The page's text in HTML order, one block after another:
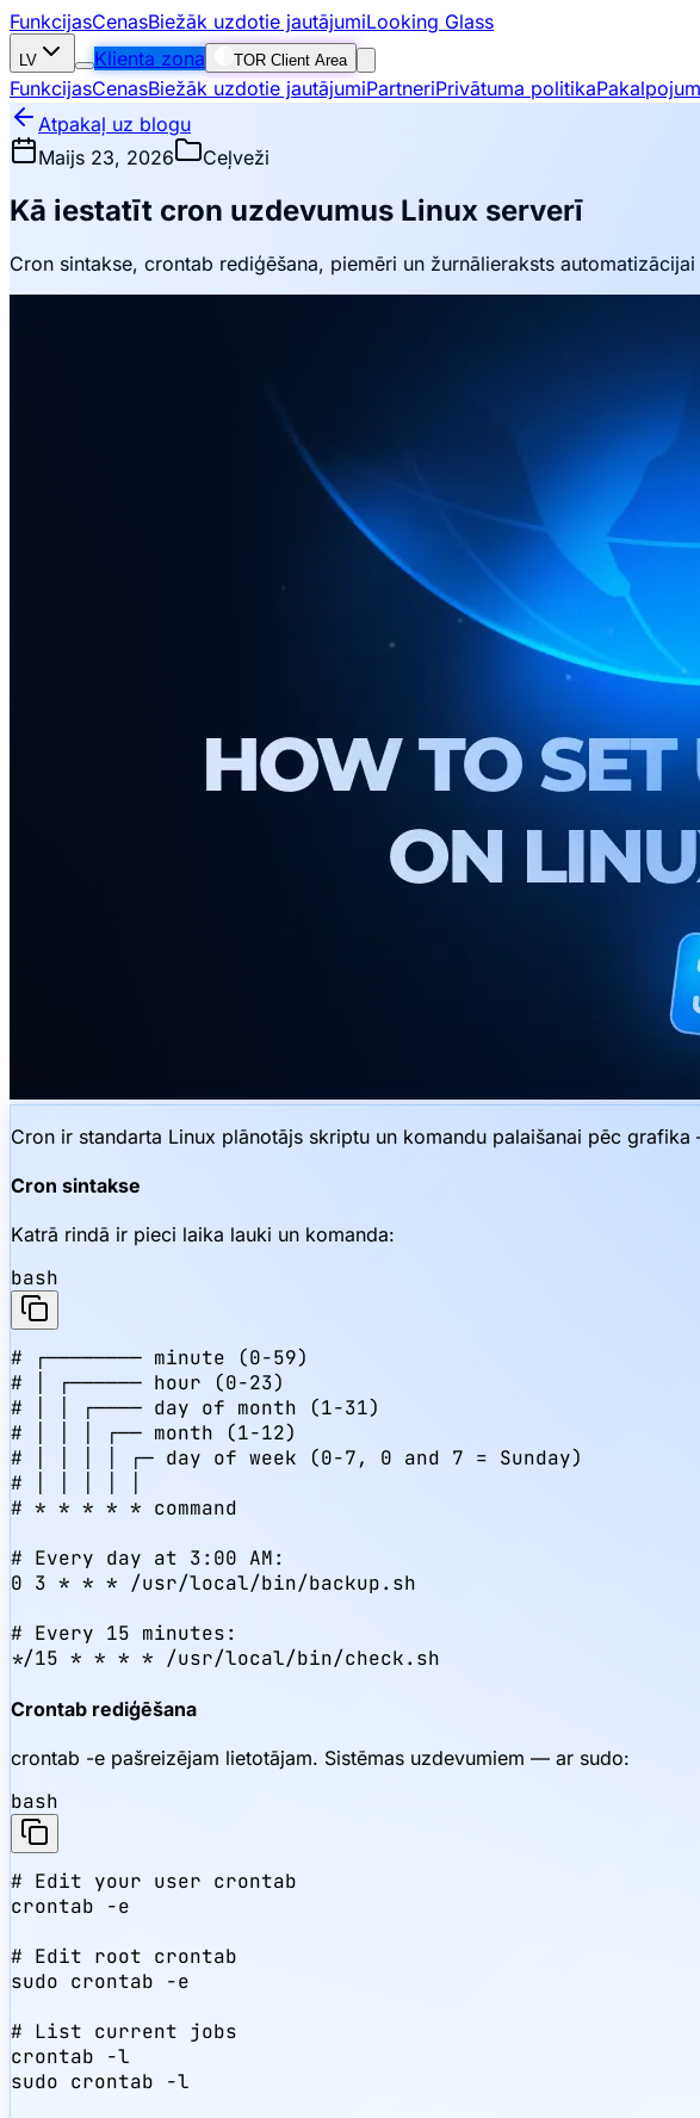
FunkcijasCenasBiežāk uzdotie jautājumiLooking Glass
LV Klienta zona TOR Client Area
FunkcijasCenasBiežāk uzdotie jautājumiPartneriPrivātuma politika
Atpakaļ uz blogu
Maijs 23, 2026
Ceļveži
Kā iestatīt cron uzdevumus Linux serverī
Cron sintakse, crontab rediģēšana, piemēri un žurnālieraksts automatizācijai
Cron ir standarta Linux plānotājs skriptu un komandu palaišanai pēc
Cron sintakse
Katrā rindā ir pieci laika lauki un komanda:
bash
# ┌──────── minute (0-59)
# │ ┌────── hour (0-23)
# │ │ ┌──── day of month (1-31)
# │ │ │ ┌── month (1-12)
# │ │ │ │ ┌─ day of week (0-7, 0 and 7 = Sunday)
# │ │ │ │ │
# * * * * * command
# Every day at 3:00 AM:
0 3 * * * /usr/local/bin/backup.sh
# Every 15 minutes:
*/15 * * * * /usr/local/bin/check.sh
Crontab rediģēšana
crontab -e pašreizējam lietotājam. Sistēmas uzdevumiem — ar sudo:
bash
# Edit your user crontab
crontab -e
# Edit root crontab
sudo crontab -e
# List current jobs
crontab -l
sudo crontab -l